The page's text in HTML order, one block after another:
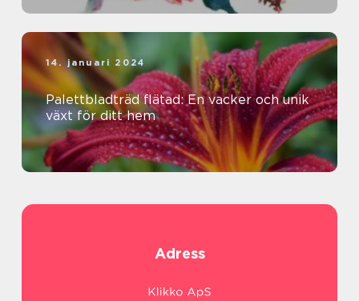
14. januari 2024
Palettbladträd flätad: En vacker och unik
växt för ditt hem
Adress